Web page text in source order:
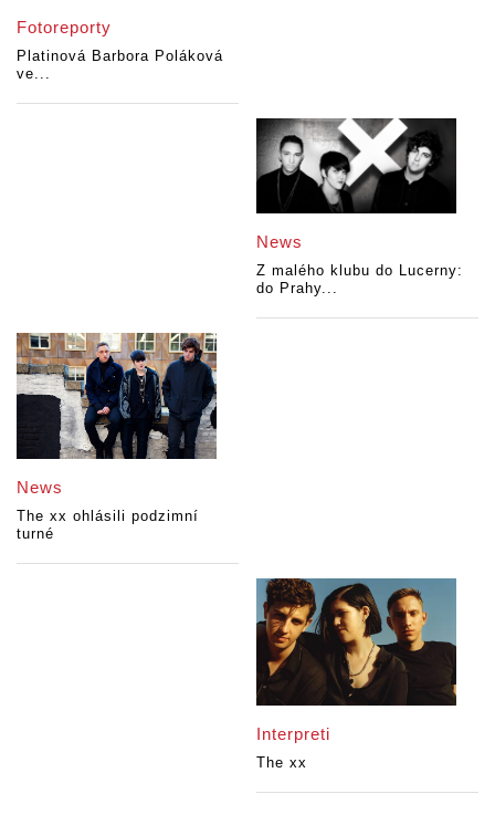
Fotoreporty
Platinová Barbora Poláková
ve...
News
Z malého klubu do Lucerny:
do Prahy...
News
The xx ohlásili podzimní
turné
Interpreti
The xx